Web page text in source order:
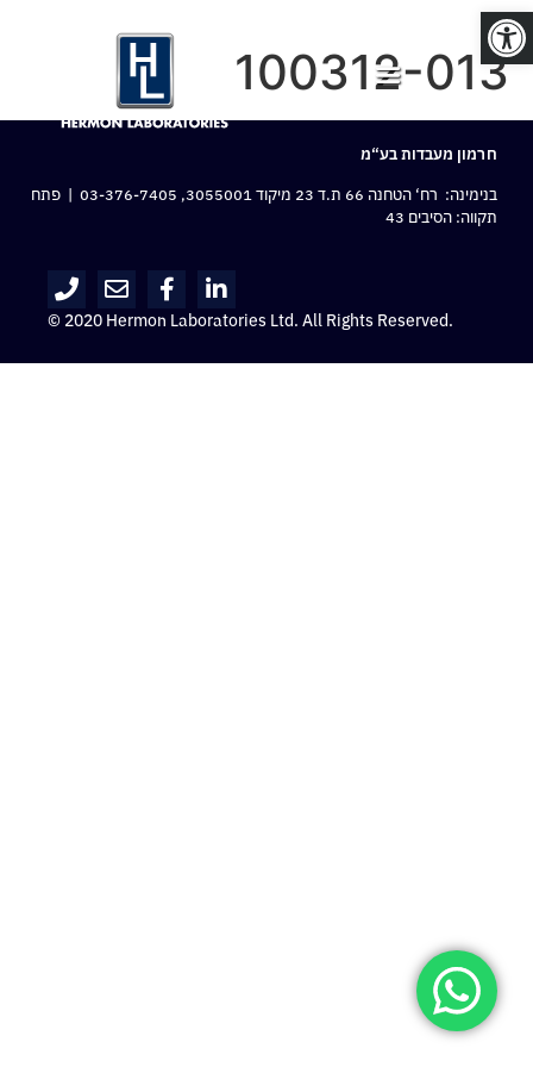
פתח סרגל נגישות
100312-013
חרמון מעבדות בע“מ
בנימינה: רח‘ הטחנה 66 ת.ד 23 מיקוד 3055001,
03-376-7405 | פתח
תקווה: הסיבים 43
© 2020 Hermon Laboratories Ltd. All Rights Reserved.